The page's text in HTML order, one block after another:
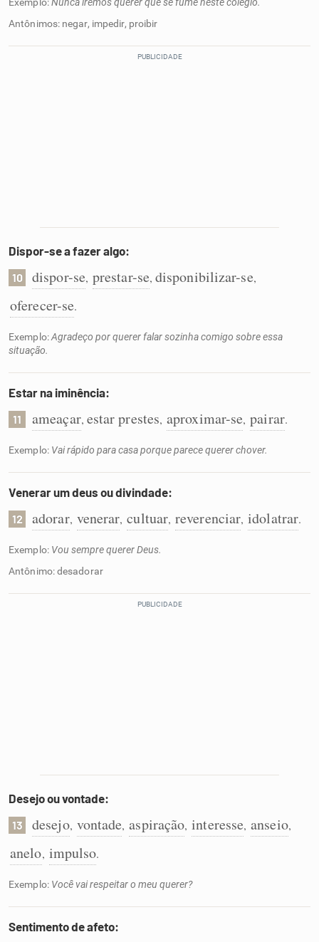
Antônimos: negar, impedir, proibir
Dispor-se a fazer algo:
10 dispor-se, prestar-se, disponibilizar-se,
oferecer-se.
Exemplo:Agradeço por querer falar sozinha comigo sobre essa
situação.
Estar na iminência:
11 ameaçar, estar prestes, aproximar-se, pairar.
Exemplo: Vai rápido para casa porque parece querer chover.
Venerar um deus ou divindade:
12 adorar, venerar, cultuar, reverenciar, idolatrar.
Exemplo: Vou sempre querer Deus.
Antônimo: desadorar
Desejo ou vontade:
13 desejo, vontade, aspiração, interesse, anseio,
anelo, impulso.
Exemplo: Você vai respeitar o meu querer?
Sentimento de afeto: